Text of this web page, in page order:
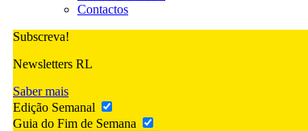
Contactos
Subscreva!
Newsletters RL
Saber mais
Edição Semanal
Guia do Fim de Semana